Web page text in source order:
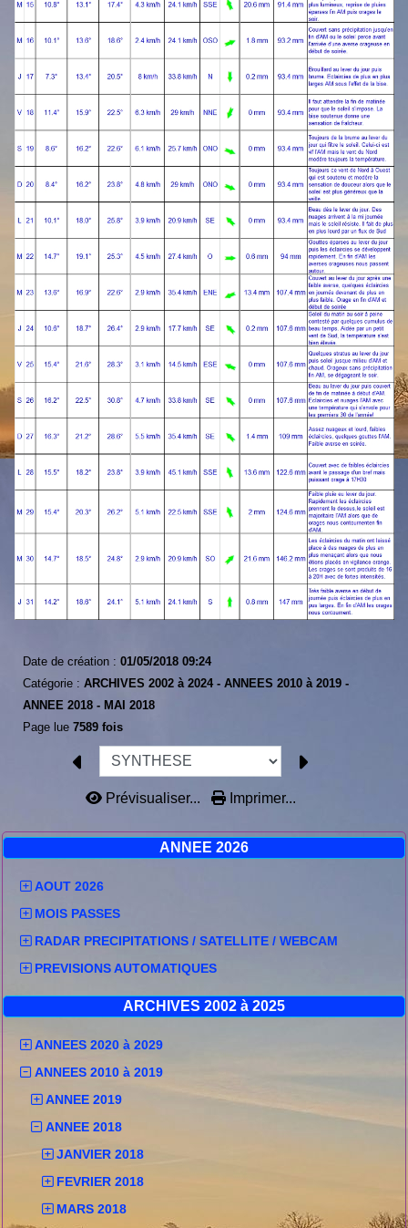
ANNEE 2026
AOUT 2026
MOIS PASSES
RADAR PRECIPITATIONS / SATELLITE / WEBCAM
PREVISIONS AUTOMATIQUES
ARCHIVES 2002 à 2025
ANNEES 2020 à 2029
ANNEES 2010 à 2019
ANNEE 2019
ANNEE 2018
JANVIER 2018
FEVRIER 2018
MARS 2018
Date de création : 01/05/2018 09:24
Catégorie : ARCHIVES 2002 à 2024 - ANNEES 2010 à 2019 -
ANNEE 2018 - MAI 2018
Page lue 7589 fois
Prévisualiser... Imprimer...